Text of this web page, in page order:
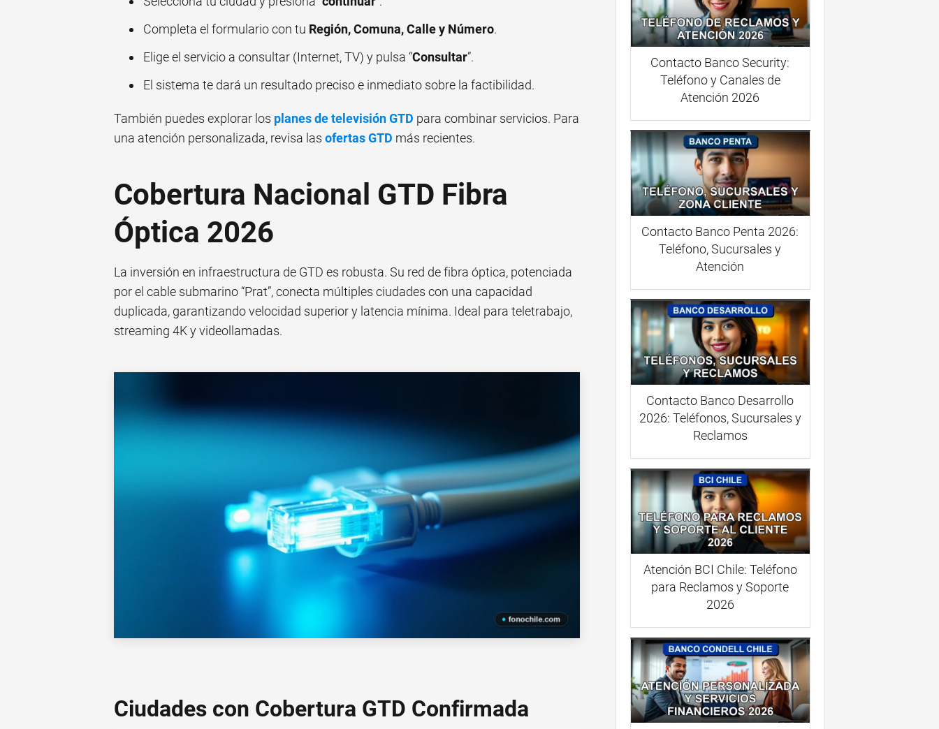
Completa el formulario con tu Región, Comuna, Calle y Número.
Elige el servicio a consultar (Internet, TV) y pulsa “Consultar”.
El sistema te dará un resultado preciso e inmediato sobre la factibilidad.
También puedes explorar los planes de televisión GTD para combinar servicios. Para
una atención personalizada, revisa las ofertas GTD más recientes.
Cobertura Nacional GTD Fibra
Óptica 2026
La inversión en infraestructura de GTD es robusta. Su red de fibra óptica, potenciada
por el cable submarino “Prat”, conecta múltiples ciudades con una capacidad
duplicada, garantizando velocidad superior y latencia mínima. Ideal para teletrabajo,
streaming 4K y videollamadas.
Ciudades con Cobertura GTD Confirmada
Contacto Banco Security:
Teléfono y Canales de
Atención 2026
Contacto Banco Penta 2026:
Teléfono, Sucursales y
Atención
Contacto Banco Desarrollo
2026: Teléfonos, Sucursales y
Reclamos
Atención BCI Chile: Teléfono
para Reclamos y Soporte
2026